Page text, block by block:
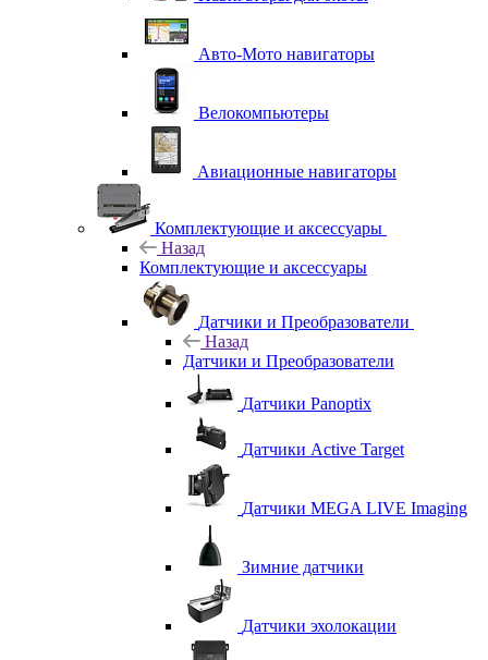
Авто-Мото навигаторы
Велокомпьютеры
Авиационные навигаторы
Комплектующие и аксессуары
Назад
Комплектующие и аксессуары
Датчики и Преобразователи
Назад
Датчики и Преобразователи
Датчики Panoptix
Датчики Active Target
Датчики MEGA LIVE Imaging
Зимние датчики
Датчики эхолокации